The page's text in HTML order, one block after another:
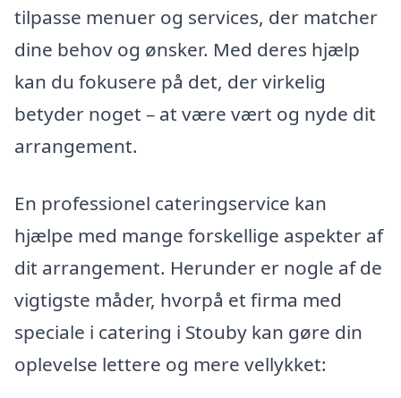
tilpasse menuer og services, der matcher
dine behov og ønsker. Med deres hjælp
kan du fokusere på det, der virkelig
betyder noget – at være vært og nyde dit
arrangement.
En professionel cateringservice kan
hjælpe med mange forskellige aspekter af
dit arrangement. Herunder er nogle af de
vigtigste måder, hvorpå et firma med
speciale i catering i Stouby kan gøre din
oplevelse lettere og mere vellykket: